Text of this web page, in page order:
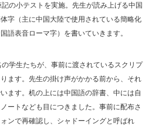
の小テストを実施。先生が読み上げる中国
字（主に中国大陸で使用されている簡略化
語表音ローマ字）を書いていきます。
学生たちが、事前に渡されているスクリプ
ます。先生の掛け声がかかる前から、それ
ます。机の上には中国語の辞書、中には自
ートなども目につきました。事前に配布さ
ンで再確認し、シャドーイングと呼ばれ